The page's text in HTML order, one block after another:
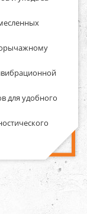
для удобного